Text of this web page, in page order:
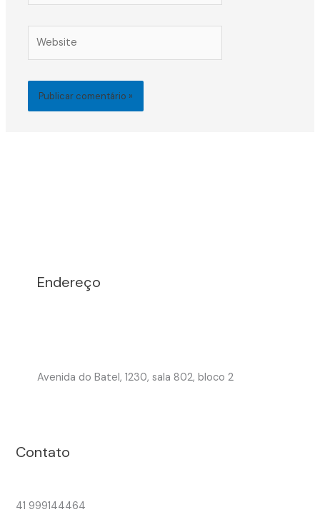
Endereço
Avenida do Batel, 1230, sala 802, bloco 2
Contato
41 999144464